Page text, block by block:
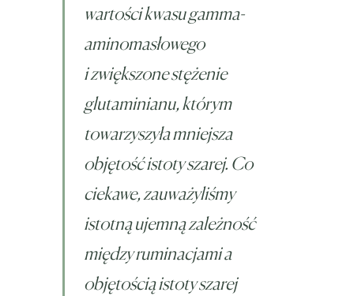
wartości kwasu gamma-
aminomasłowego
i zwiększone stężenie
glutaminianu, którym
towarzyszyła mniejsza
objętość istoty szarej. Co
ciekawe, zauważyliśmy
istotną ujemną zależność
między ruminacjami a
objętością istoty szarej